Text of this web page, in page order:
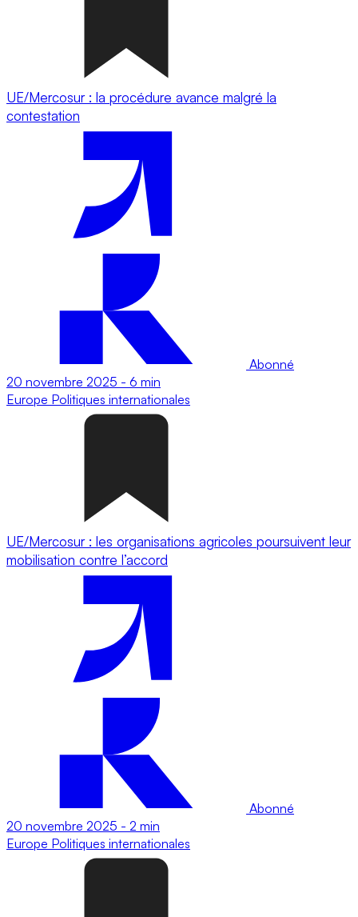
UE/Mercosur : la procédure avance malgré la
contestation
Abonné
20 novembre 2025 - 6 min
Europe Politiques internationales
UE/Mercosur : les organisations agricoles poursuivent leur
mobilisation contre l’accord
Abonné
20 novembre 2025 - 2 min
Europe Politiques internationales